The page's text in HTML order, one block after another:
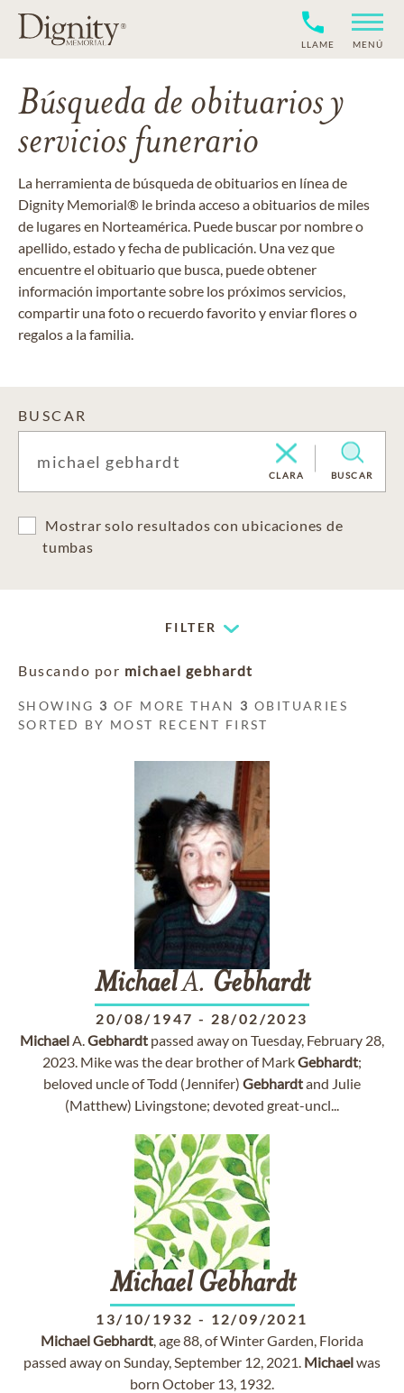
LLAME MENÚ
Búsqueda de obituarios y
servicios funerario
La herramienta de búsqueda de obituarios en línea de
Dignity Memorial® le brinda acceso a obituarios de miles
de lugares en Norteamérica. Puede buscar por nombre o
apellido, estado y fecha de publicación. Una vez que
encuentre el obituario que busca, puede obtener
información importante sobre los próximos servicios,
compartir una foto o recuerdo favorito y enviar flores o
regalos a la familia.
BUSCAR
CLARA BUSCAR
Mostrar solo resultados con ubicaciones de
tumbas
FILTER
Buscando por michael gebhardt
SHOWING 3 OF MORE THAN 3 OBITUARIES
SORTED BY MOST RECENT FIRST
MichaelA. Gebhardt
20/08/1947 - 28/02/2023
MichaelA.Gebhardt passed away on Tuesday, February 28,
2023. Mike was the dear brother of MarkGebhardt;
beloved uncle of Todd (Jennifer) Gebhardtand Julie
(Matthew) Livingstone; devoted great-uncl...
Michael Gebhardt
13/10/1932 - 12/09/2021
MichaelGebhardt, age 88, of Winter Garden, Florida
passed away on Sunday, September 12, 2021. Michaelwas
born October 13, 1932.